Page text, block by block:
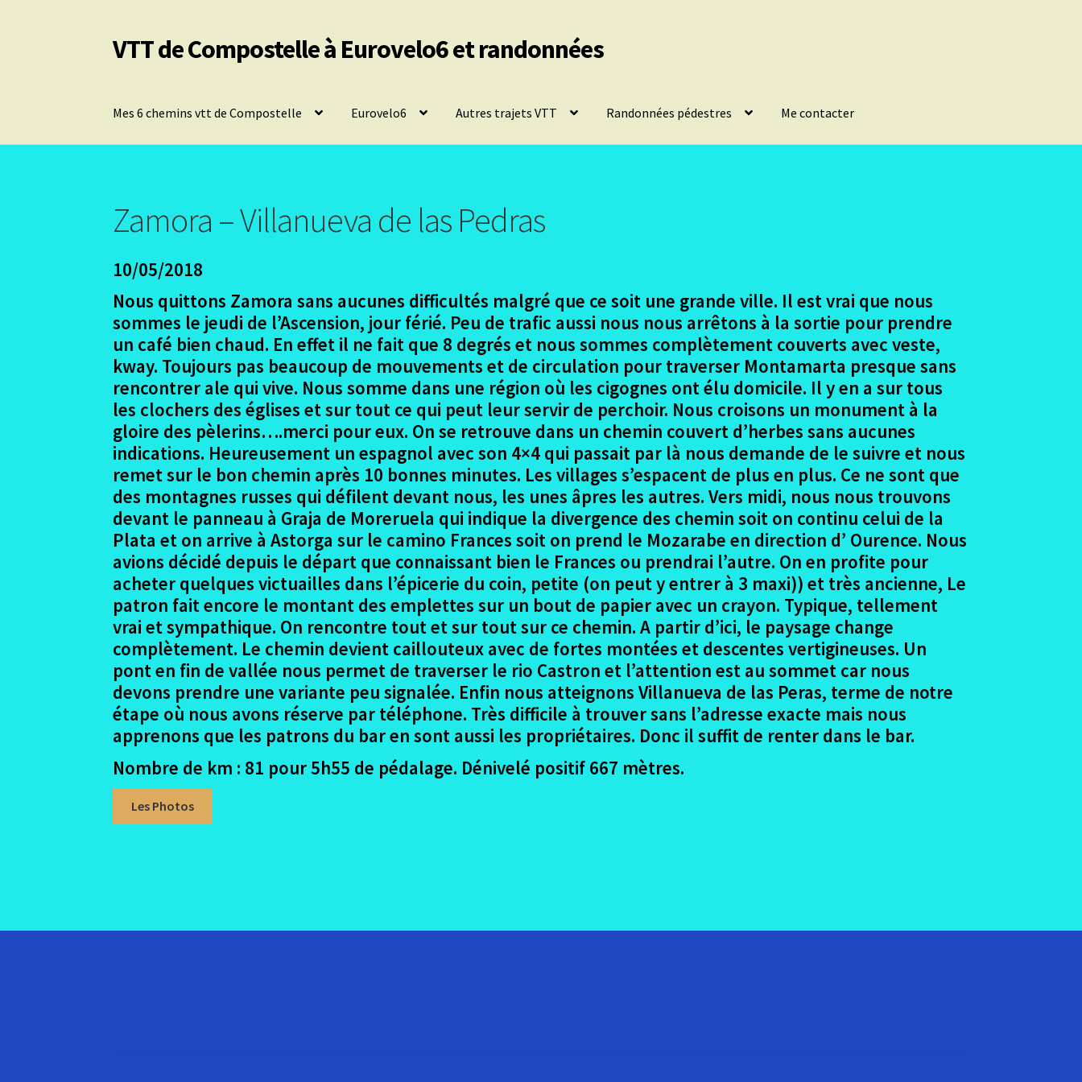
Aller
à
Aller
au
VTT de Compostelle à Eurovelo6 et randonnées
Mes 6 chemins vtt de Compostelle Eurovelo6 Autres trajets VTT Randonnées pédestres Me contacter
Zamora – Villanueva de las Pedras
10/05/2018
Nous quittons Zamora sans aucunes difficultés malgré que ce soit une grande ville. Il est vrai que nous
sommes le jeudi de l’Ascension, jour férié. Peu de trafic aussi nous nous arrêtons à la sortie pour prendre
un café bien chaud. En effet il ne fait que 8 degrés et nous sommes complètement couverts avec veste,
kway. Toujours pas beaucoup de mouvements et de circulation pour traverser Montamarta presque sans
rencontrer ale qui vive. Nous somme dans une région où les cigognes ont élu domicile. Il y en a sur tous
les clochers des églises et sur tout ce qui peut leur servir de perchoir. Nous croisons un monument à la
gloire des pèlerins….merci pour eux. On se retrouve dans un chemin couvert d’herbes sans aucunes
indications. Heureusement un espagnol avec son 4×4 qui passait par là nous demande de le suivre et nous
remet sur le bon chemin après 10 bonnes minutes. Les villages s’espacent de plus en plus. Ce ne sont que
des montagnes russes qui défilent devant nous, les unes âpres les autres. Vers midi, nous nous trouvons
devant le panneau à Graja de Moreruela qui indique la divergence des chemin soit on continu celui de la
Plata et on arrive à Astorga sur le camino Frances soit on prend le Mozarabe en direction d’ Ourence. Nous
avions décidé depuis le départ que connaissant bien le Frances ou prendrai l’autre. On en profite pour
acheter quelques victuailles dans l’épicerie du coin, petite (on peut y entrer à 3 maxi)) et très ancienne, Le
patron fait encore le montant des emplettes sur un bout de papier avec un crayon. Typique, tellement
vrai et sympathique. On rencontre tout et sur tout sur ce chemin. A partir d’ici, le paysage change
complètement. Le chemin devient caillouteux avec de fortes montées et descentes vertigineuses. Un
pont en fin de vallée nous permet de traverser le rio Castron et l’attention est au sommet car nous
devons prendre une variante peu signalée. Enfin nous atteignons Villanueva de las Peras, terme de notre
étape où nous avons réserve par téléphone. Très difficile à trouver sans l’adresse exacte mais nous
apprenons que les patrons du bar en sont aussi les propriétaires. Donc il suffit de renter dans le bar.
Nombre de km : 81 pour 5h55 de pédalage. Dénivelé positif 667 mètres.
Les Photos